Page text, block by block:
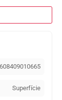
Superfície